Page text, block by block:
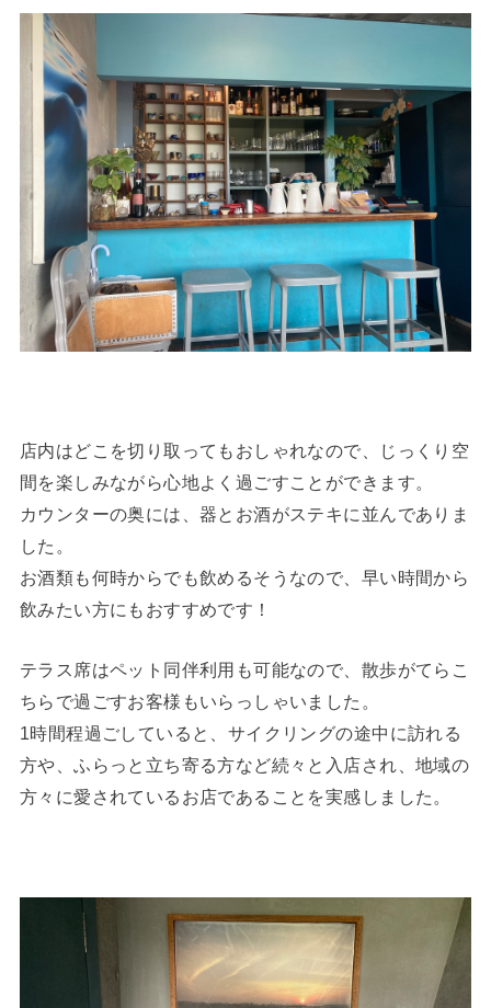
店内はどこを切り取ってもおしゃれなので、じっくり空
間を楽しみながら心地よく過ごすことができます。
カウンターの奥には、器とお酒がステキに並んでありま
した。
お酒類も何時からでも飲めるそうなので、早い時間から
飲みたい方にもおすすめです！
テラス席はペット同伴利用も可能なので、散歩がてらこ
ちらで過ごすお客様もいらっしゃいました。
1時間程過ごしていると、サイクリングの途中に訪れる
方や、ふらっと立ち寄る方など続々と入店され、地域の
方々に愛されているお店であることを実感しました。